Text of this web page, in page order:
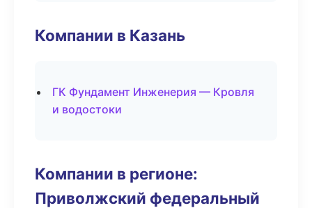
Компании в Казань
ГК Фундамент Инженерия — Кровля
и водостоки
Компании в регионе:
Приволжский федеральный